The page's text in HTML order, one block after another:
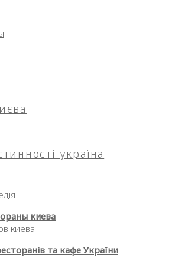
україна
киева
киева
та кафе України